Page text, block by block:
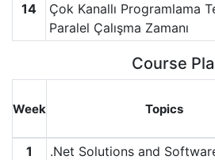
14
Çok Kanallı Programlama
Paralel Çalışma Zamanı
Course
Week Topics
1
.Net Solutions and